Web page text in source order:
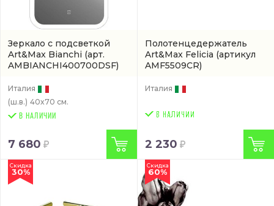
Зеркало с подсветкой
Art&Max Bianchi (арт.
AMBIANCHI400700DSF)
Италия
(ш.в.) 40x70 см.
В НАЛИЧИИ
7 680
Полотенцедержатель
Art&Max Felicia (артикул
AMF5509CR)
Италия
2 230
Скидка
30%
Скидка
60%